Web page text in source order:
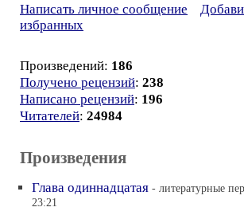
Написать личное сообщение
избранных
Произведений: 186
Получено рецензий: 238
Написано рецензий: 196
Читателей: 24984
Произведения
Глава одиннадцатая - литературные
23:21